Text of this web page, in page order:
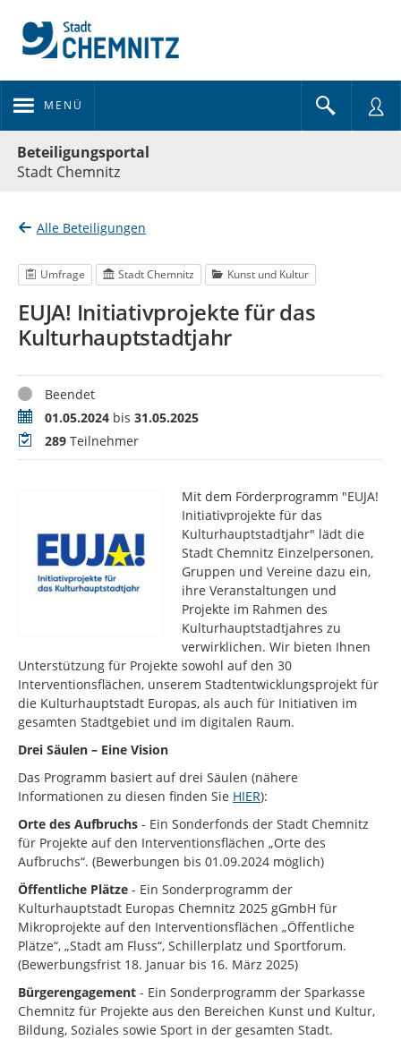
MENÜ
Beteiligungsportal
Stadt Chemnitz
Alle Beteiligungen
Umfrage Stadt Chemnitz Kunst und Kultur
EUJA! Initiativprojekte für das
Kulturhauptstadtjahr
StatusBeendet
Zeitraum01.05.2024 bis 31.05.2025
Teilnehmer
289 Teilnehmer
Mit dem Förderprogramm "EUJA!
Initiativprojekte für das
Kulturhauptstadtjahr" lädt die
Stadt Chemnitz Einzelpersonen,
Gruppen und Vereine dazu ein,
ihre Veranstaltungen und
Projekte im Rahmen des
Kulturhauptstadtjahres zu
verwirklichen. Wir bieten Ihnen
Unterstützung für Projekte sowohl auf den 30
Interventionsflächen, unserem Stadtentwicklungsprojekt für
die Kulturhauptstadt Europas, als auch für Initiativen im
gesamten Stadtgebiet und im digitalen Raum.
Drei Säulen – Eine Vision
Das Programm basiert auf drei Säulen (nähere
Informationen zu diesen finden Sie HIER):
Orte des Aufbruchs - Ein Sonderfonds der Stadt Chemnitz
für Projekte auf den Interventionsflächen „Orte des
Aufbruchs“. (Bewerbungen bis 01.09.2024 möglich)
Öffentliche Plätze - Ein Sonderprogramm der
Kulturhauptstadt Europas Chemnitz 2025 gGmbH für
Mikroprojekte auf den Interventionsflächen „Öffentliche
Plätze“, „Stadt am Fluss“, Schillerplatz und Sportforum.
(Bewerbungsfrist 18. Januar bis 16. März 2025)
Bürgerengagement - Ein Sonderprogramm der Sparkasse
Chemnitz für Projekte aus den Bereichen Kunst und Kultur,
Bildung, Soziales sowie Sport in der gesamten Stadt.